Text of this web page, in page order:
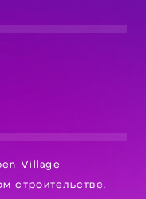
Village
строительстве.